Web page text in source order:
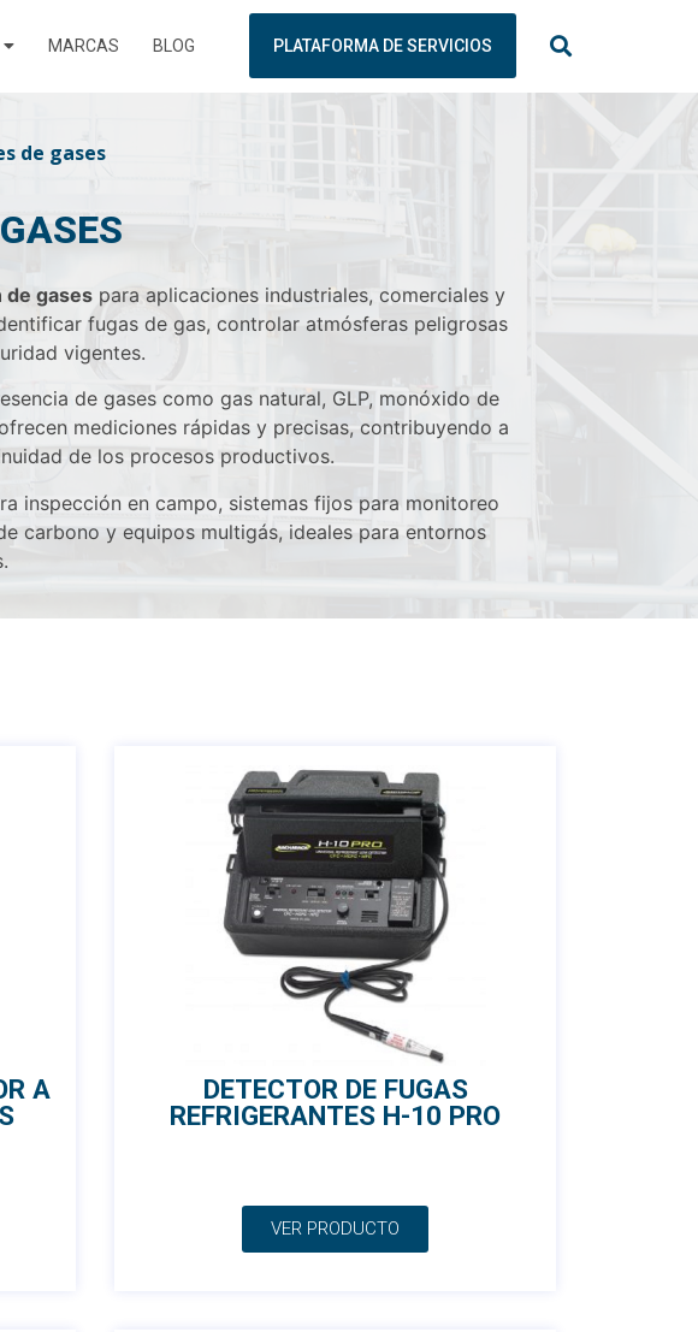
MARCAS BLOG PLATAFORMA DE SERVICIOS
de gases
gasespara aplicaciones industriales, comerciales y
fugas de gas, controlar atmósferas peligrosas
vigentes.
de gases como gas natural, GLP, monóxido de
mediciones rápidas y precisas, contribuyendo a
de los procesos productivos.
inspección en campo, sistemas fijos para monitoreo
carbono y equipos multigás, ideales para entornos
A
DETECTOR DE FUGAS
REFRIGERANTES H-10 PRO
VER PRODUCTO